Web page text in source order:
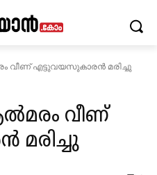
എട്ടുവയസുകാരൻ മരിച്ചു
വീണ്
മരിച്ചു